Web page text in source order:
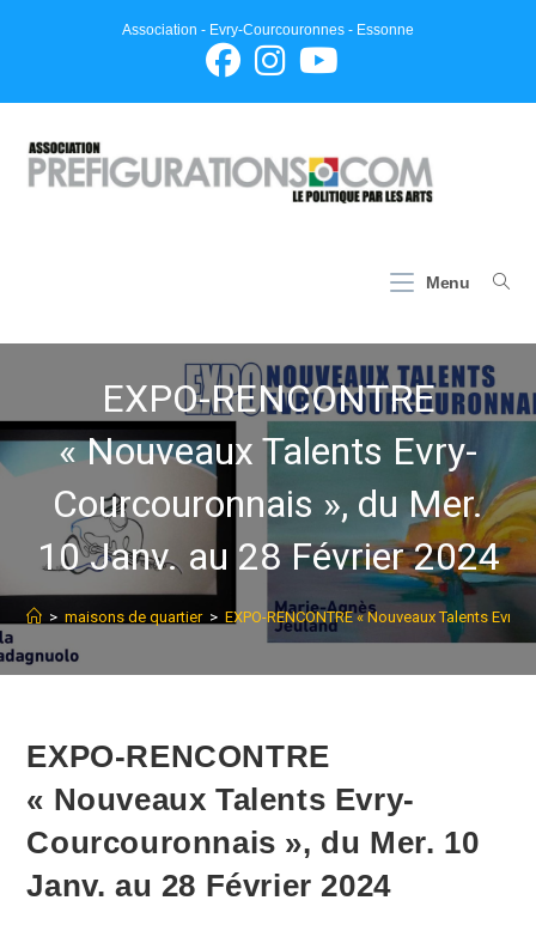
Association - Evry-Courcouronnes - Essonne
Menu
EXPO-RENCONTRE
« Nouveaux Talents Evry-
Courcouronnais », du Mer.
10 Janv. au 28 Février 2024
> maisons de quartier > EXPO-RENCONTRE « Nouveaux Talents
EXPO-RENCONTRE
« Nouveaux Talents Evry-
Courcouronnais », du Mer. 10
Janv. au 28 Février 2024